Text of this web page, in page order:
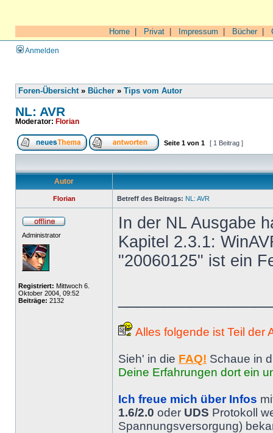
Home Privat Impressum Bücher|
Anmelden
Foren-Übersicht» Bücher » Tips vom Autor
NL: AVR
Moderator: Florian
Seite 1 von 1 [ 1 Beitrag ]
Autor
Florian Betreff des Beitrags: NL: AVR
Administrator
Registriert: Mittwoch 6.
Oktober 2004, 09:52
Beiträge: 2132
In der NL Ausgabe
Kapitel 2.3.1:
"20060125" ist ein
Alles folgende ist Teil der
Sieh' in die FAQ! Schaue in
Deine Erfahrungen dort ein
Ich freue mich über Infos
1.6/2.0 oder UDS Protokoll
Spannungsversorgung)